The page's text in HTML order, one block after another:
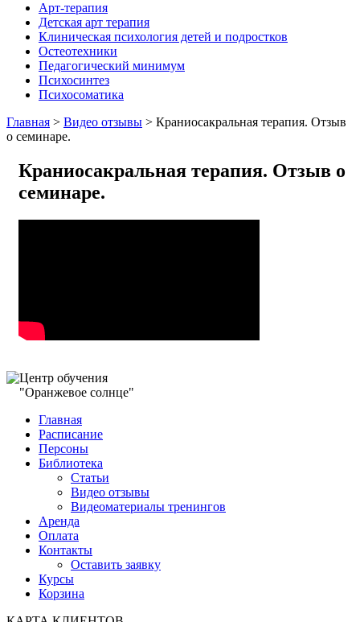
Арт-терапия
Детская арт терапия
Клиническая психология детей и подростков
Остеотехники
Педагогический минимум
Психосинтез
Психосоматика
Главная > Видео отзывы > Краниосакральная терапия. Отзыв
о семинаре.
Краниосакральная терапия. Отзыв о
семинаре.
Центр обучения
"Оранжевое солнце"
Главная
Расписание
Персоны
Библиотека
Статьи
Видео отзывы
Видеоматериалы тренингов
Аренда
Оплата
Контакты
Оставить заявку
Курсы
Корзина